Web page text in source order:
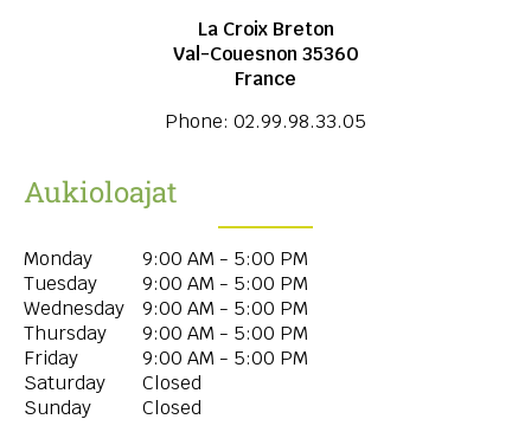
La Croix Breton
Val-Couesnon35360
France
Phone: 02.99.98.33.05
Aukioloajat
Monday
9:00 AM - 5:00 PM
Tuesday
9:00 AM - 5:00 PM
Wednesday
9:00 AM - 5:00 PM
Thursday
9:00 AM - 5:00 PM
Friday
9:00 AM - 5:00 PM
Saturday
Closed
Sunday
Closed